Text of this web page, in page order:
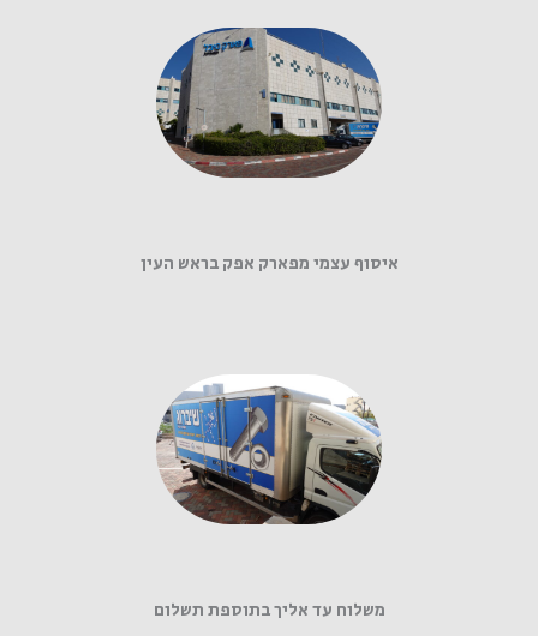
איסוף עצמי מפארק אפק בראש העין
משלוח עד אליך בתוספת תשלום